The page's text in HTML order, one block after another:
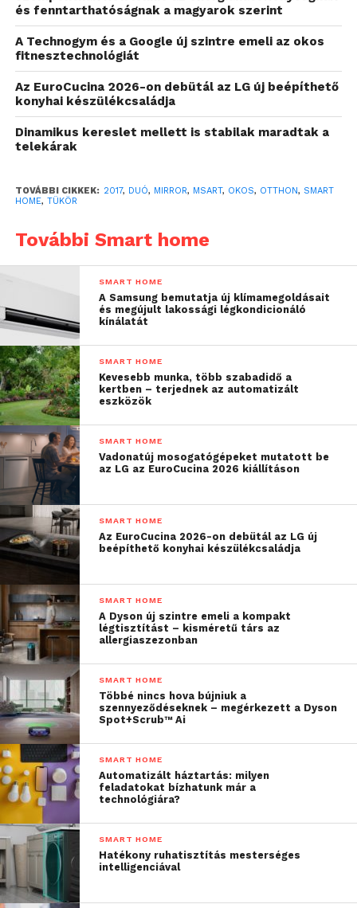
összekapcsolható a többi okoseszközzel a lakásban,
így képes vezérelni azokat úgy, mint esetleg a
hőmérséklet szabályozását, vagy megnézi mi az
aktuális időjárás.
A 27 inch-es HD felbontású kijelzővel ellátott
mesterséges intelligenciával felfegyverzett
elrugaszkodott, ha belegondolunk milyen
forrás: hypebeast.com
és fenntarthatóságnak a magyarok szerint
A Technogym és a Google új szintre emeli az okos
fitnesztechnológiát
Az EuroCucina 2026-on debütál az LG új beépíthető
konyhai készülékcsaládja
Dinamikus kereslet mellett is stabilak maradtak a
telekárak
TOVÁBBI CIKKEK: 2017, DUÓ, MIRROR, MSART, OKOS, OTTHON, SMART
HOME, TÜKÖR
További Smart home
SMART HOME
A Samsung bemutatja új klímamegoldásait
és megújult lakossági légkondicionáló
kínálatát
SMART HOME
Kevesebb munka, több szabadidő a
kertben – terjednek az automatizált
eszközök
SMART HOME
Vadonatúj mosogatógépeket mutatott be
az LG az EuroCucina 2026 kiállításon
SMART HOME
Az EuroCucina 2026-on debütál az LG új
beépíthető konyhai készülékcsaládja
SMART HOME
A Dyson új szintre emeli a kompakt
légtisztítást – kisméretű társ az
allergiaszezonban
SMART HOME
Többé nincs hova bújniuk a
szennyeződéseknek – megérkezett a Dyson
Spot+Scrub™ Ai
SMART HOME
Automatizált háztartás: milyen
feladatokat bízhatunk már a
technológiára?
SMART HOME
Hatékony ruhatisztítás mesterséges
intelligenciával